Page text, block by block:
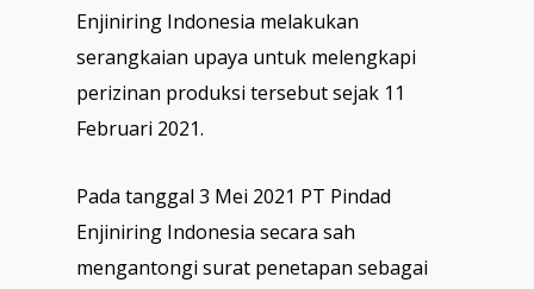
Enjiniring Indonesia melakukan
serangkaian upaya untuk melengkapi
perizinan produksi tersebut sejak 11
Februari 2021.
Pada tanggal 3 Mei 2021 PT Pindad
Enjiniring Indonesia secara sah
mengantongi surat penetapan sebagai